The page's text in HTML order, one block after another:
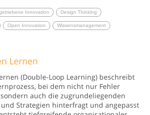
Innovation Design Thinking
Open Innovation Wissensmanagement
Lernen
(Double-Loop Learning) beschreibt
bei dem nicht nur Fehler
auch die zugrundeliegenden
Strategien hinterfragt und angepasst